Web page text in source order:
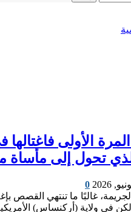
الأولى فاغتالها
تحول إلى مأساة
0
عالم الجريمة، غالبًا ما تنتهي القصص
في ولاية (أركنساس)